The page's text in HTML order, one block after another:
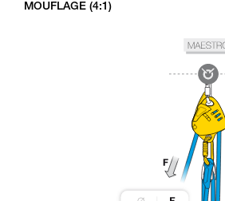
MOUFLAGE (4:1)